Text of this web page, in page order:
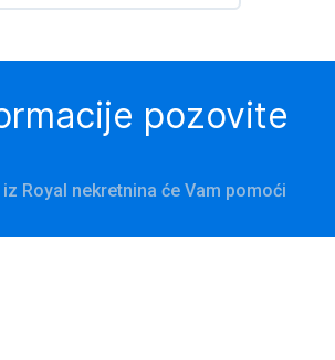
pozovite
Royal nekretnina će Vam pomoći